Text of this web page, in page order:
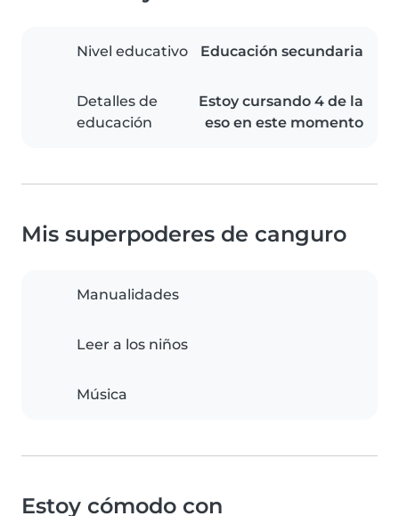
Nivel educativo Educación secundaria
Detalles de
educación
Estoy cursando 4 de la
eso en este momento
Mis superpoderes de canguro
Manualidades
Leer a los niños
Música
Estoy cómodo con